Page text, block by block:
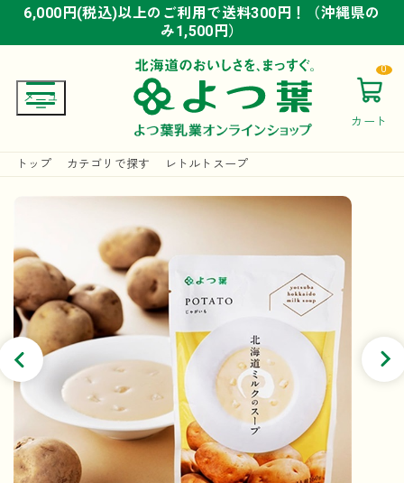
6,000円(税込)以上のご利用で送料300円！（沖縄県の
み1,500円）
6,000円(税込)以上のご利用で送料300円！（沖縄県の
み1,500円）
6,000円(税込)以上のご利用で送料300円！（沖縄県の
み1,500円）
カート
0
トップ カテゴリで探す レトルトスープ